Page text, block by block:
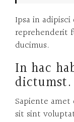
Ipsa in
reprehenderit
ducimus.
In hac
dictumst.
Sapiente
sit sint